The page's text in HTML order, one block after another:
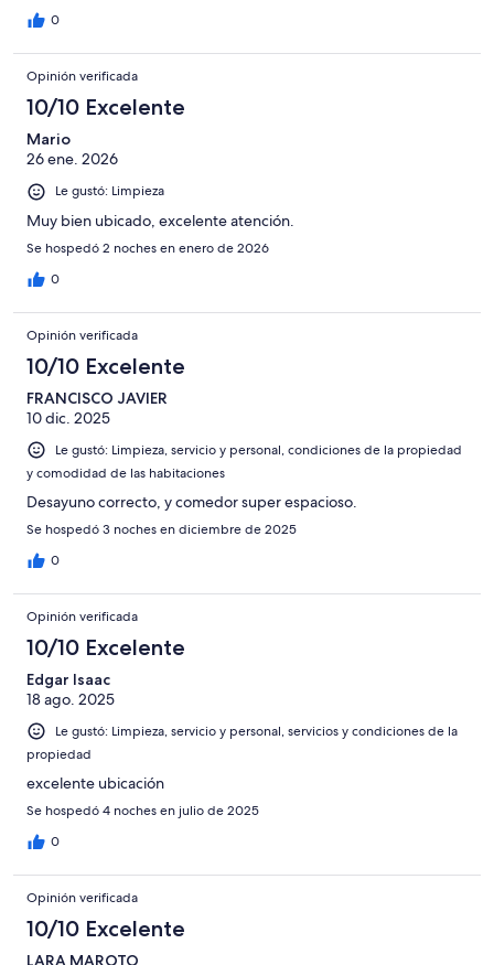
0
Opinión verificada
10/10 Excelente
Mario
26 ene. 2026
Le gustó: Limpieza
Muy bien ubicado, excelente atención.
Se hospedó 2 noches en enero de 2026
0
Opinión verificada
10/10 Excelente
FRANCISCO JAVIER
10 dic. 2025
Le gustó: Limpieza, servicio y personal, condiciones de la propiedad
y comodidad de las habitaciones
Desayuno correcto, y comedor super espacioso.
Se hospedó 3 noches en diciembre de 2025
0
Opinión verificada
10/10 Excelente
Edgar Isaac
18 ago. 2025
Le gustó: Limpieza, servicio y personal, servicios y condiciones de la
propiedad
excelente ubicación
Se hospedó 4 noches en julio de 2025
0
Opinión verificada
10/10 Excelente
LARA MAROTO